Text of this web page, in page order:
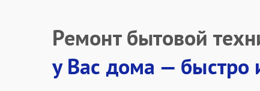
Ремонт бытовой
у Вас дома — быстро